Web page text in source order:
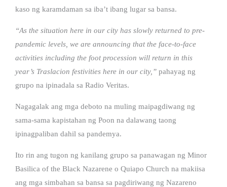
kaso ng karamdaman sa iba’t ibang lugar sa bansa.
“As the situation here in our city has slowly returned to pre-
pandemic levels, we are announcing that the face-to-face
activities including the foot procession will return in this
year’s Traslacion festivities here in our city,” pahayag ng
grupo na ipinadala sa Radio Veritas.
Nagagalak ang mga deboto na muling maipagdiwang ng
sama-sama kapistahan ng Poon na dalawang taong
ipinagpaliban dahil sa pandemya.
Ito rin ang tugon ng kanilang grupo sa panawagan ng Minor
Basilica of the Black Nazarene o Quiapo Church na makiisa
ang mga simbahan sa bansa sa pagdiriwang ng Nazareno